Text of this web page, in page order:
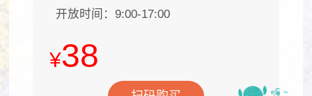
开放时间：9:00-17:00
¥38